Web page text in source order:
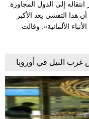
إلى الدول المجاورة.
هذا التفشي يعد الأكبر
الألمانية». وقالت
غرب النيل في أوروبا